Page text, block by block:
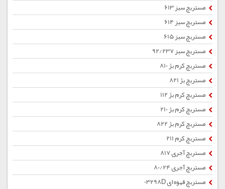
مستربچ سبز 613
مستربچ سبز 614
مستربچ سبز 615
مستربچ سبز 92/237
مستربچ کرم بژ 810
مستربچ بژ 821
مستربچ کرم بژ 112
مستربچ کرم بژ 210
مستربچ کرم بژ 822
مستربچ کرم 211
مستربچ آجری 817
مستربچ آجری 80/24
مستربچ قهوه ای 03298D